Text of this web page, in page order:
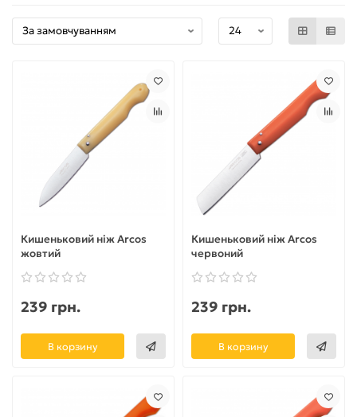
Кишеньковий ніж Arcos
жовтий
239 грн.
В корзину
Кишеньковий ніж Arcos
червоний
239 грн.
В корзину